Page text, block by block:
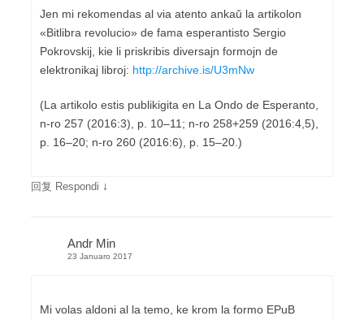
Jen mi rekomendas al via atento ankaŭ la artikolon
«Bitlibra revolucio» de fama esperantisto Sergio
Pokrovskij, kie li priskribis diversajn formojn de
elektronikaj libroj: http://archive.is/U3mNw
(La artikolo estis publikigita en La Ondo de Esperanto,
n-ro 257 (2016:3), p. 10–11; n-ro 258+259 (2016:4,5),
p. 16–20; n-ro 260 (2016:6), p. 15–20.)
回复 Respondi ↓
Andr Min
23 Januaro 2017
Mi volas aldoni al la temo, ke krom la formo EPuB